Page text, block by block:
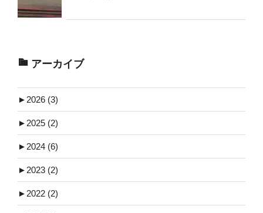
アーカイブ
► 2026 (3)
► 2025 (2)
► 2024 (6)
► 2023 (2)
► 2022 (2)